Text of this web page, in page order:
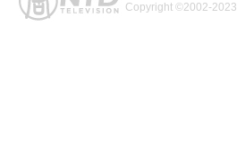
Copyright ©2002-2023